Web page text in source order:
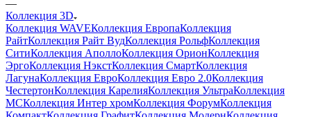
—
Коллекция 3D
Коллекция WAVEКоллекция ЕвропаКоллекция
РайтКоллекция Райт ВудКоллекция РольфКоллекция
СитиКоллекция АполлоКоллекция ОрионКоллекция
ЭргоКоллекция НэкстКоллекция СмартКоллекция
ЛагунаКоллекция ЕвроКоллекция Евро 2.0Коллекция
ЧестертонКоллекция КарелияКоллекция УльтраКоллекция
МСКоллекция Интер хромКоллекция ФорумКоллекция